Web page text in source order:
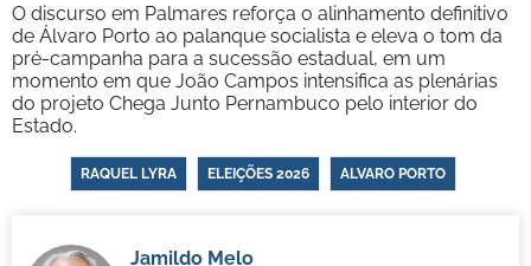
O discurso em Palmares reforça o alinhamento definitivo
de Álvaro Porto ao palanque socialista e eleva o tom da
pré-campanha para a sucessão estadual, em um
momento em que João Campos intensifica as plenárias
do projeto Chega Junto Pernambuco pelo interior do
Estado.
RAQUEL LYRA ELEIÇÕES 2026 ALVARO PORTO
Jamildo Melo